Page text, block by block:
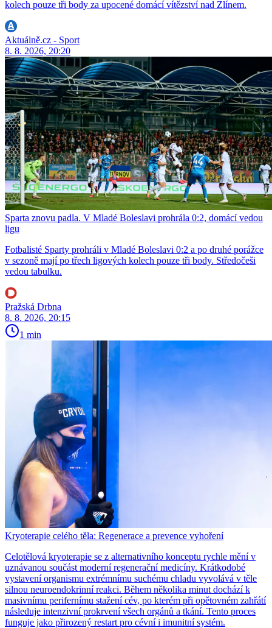
kolech pouze tři body za upocené domácí vítězství nad Zlínem.
Aktuálně.cz - Sport
8. 8. 2026, 20:20
Sparta znovu padla. V Mladé Boleslavi prohrála 0:2, domácí vedou
ligu
Fotbalisté Sparty prohráli v Mladé Boleslavi 0:2 a po druhé porážce
v sezoně mají po třech ligových kolech pouze tři body. Středočeši
vedou tabulku.
Pražská Drbna
8. 8. 2026, 20:15
1 min
Kryoterapie celého těla: Regenerace a prevence vyhoření
Celotělová kryoterapie se z alternativního konceptu rychle mění v
uznávanou součást moderní regenerační medicíny. Krátkodobé
vystavení organismu extrémnímu suchému chladu vyvolává v těle
silnou neuroendokrinní reakci. Během několika minut dochází k
masivnímu perifernímu stažení cév, po kterém při opětovném zahřátí
následuje intenzivní prokrvení všech orgánů a tkání. Tento proces
funguje jako přirozený restart pro cévní i imunitní systém.